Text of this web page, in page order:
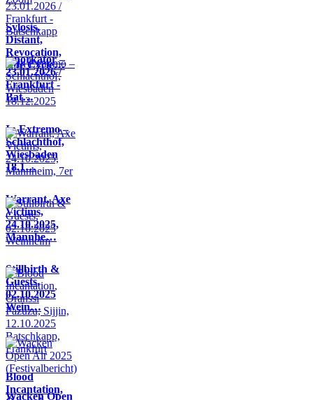
Sylosis,
Distant,
Revocation,
Life Cycle…
Knorkator –
23.01.2026 /
Frankfurt -
Bat…
In Extremo –
Schlachthof,
Wiesbaden
18.1…
Warrant, Axe
Victims,
24.10.2025,
Mannhe…
Stillbirth &
Guests,
02.10.2025
Wein…
Blood
Incantation,
Wacken Open